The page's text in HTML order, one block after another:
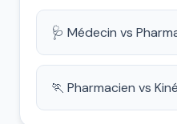
🩺 Médecin vs
🏃 Pharmacien vs